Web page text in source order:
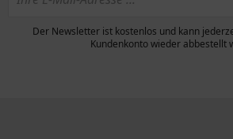
Der Newsletter ist kostenlos und kann
Kundenkonto wieder abbestellt